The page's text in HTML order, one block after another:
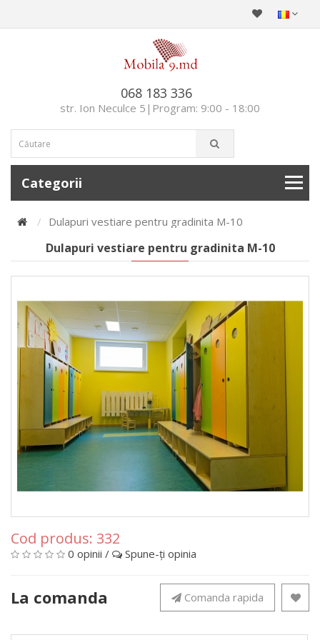
068 183 336
str. Ion Neculce 5|Program: 9:00 - 18:00
Categorii
Dulapuri vestiare pentru gradinita M-10
Dulapuri vestiare pentru gradinita M-10
Cod produs: 332
0 opinii / Spune-ţi opinia
La comanda Comanda rapida